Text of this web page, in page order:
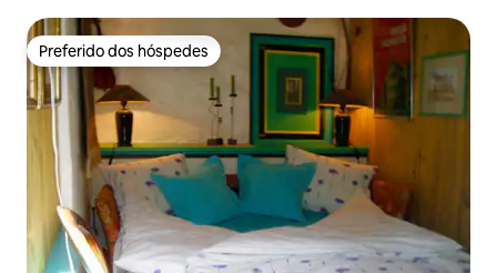
Preferido dos hóspedes
Preferido dos hóspedes